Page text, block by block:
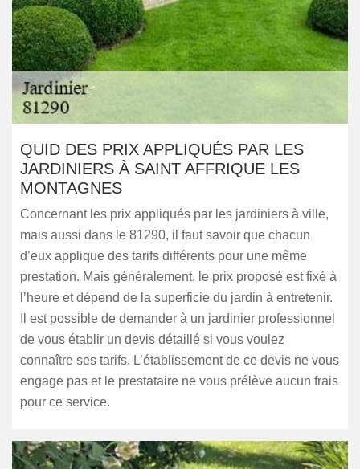
QUID DES PRIX APPLIQUÉS PAR LES
JARDINIERS À SAINT AFFRIQUE LES
MONTAGNES
Concernant les prix appliqués par les jardiniers à ville,
mais aussi dans le 81290, il faut savoir que chacun
d’eux applique des tarifs différents pour une même
prestation. Mais généralement, le prix proposé est fixé à
l’heure et dépend de la superficie du jardin à entretenir.
Il est possible de demander à un jardinier professionnel
de vous établir un devis détaillé si vous voulez
connaître ses tarifs. L’établissement de ce devis ne vous
engage pas et le prestataire ne vous prélève aucun frais
pour ce service.